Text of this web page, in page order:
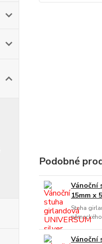
Podobné
Vánoční
15mm x
Stuha
Vánoční